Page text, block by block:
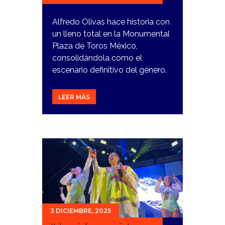
Alfredo Olivas hace historia con
un lleno total en la Monumental
Plaza de Toros México,
consolidándola como el
escenario definitivo del género.
LEER MÁS
3 DICIEMBRE, 2025